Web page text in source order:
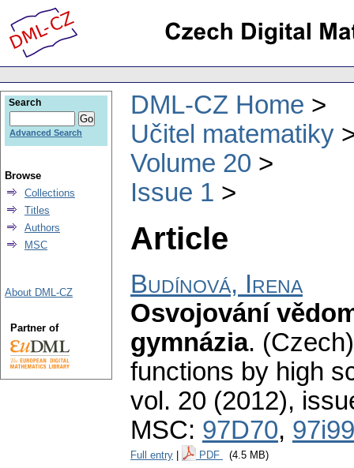
DML-CZ Home
Učitel matematiky
Volume 20
Issue 1
Article
Budínová, Irena
Osvojování
gymnázia.
functions by high
vol. 20 (2012),
MSC: 97D70, 97i99
Full entry PDF (4.5 MB)
Search
Advanced Search
Browse
Collections
Titles
Authors
MSC
About DML-CZ
Partner of